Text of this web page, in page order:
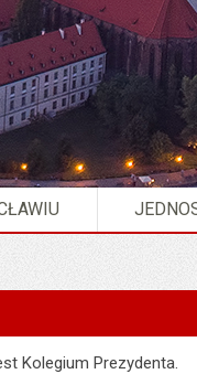
Kolegium Prezydenta.